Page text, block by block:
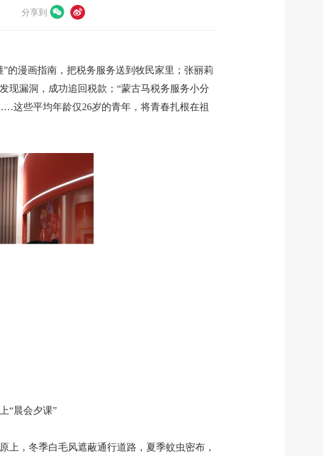
分享到
的漫画指南，把税务服务送到牧民家里；张丽莉
现漏洞，成功追回税款；“蒙古马税务服务小分
这些平均年龄仅26岁的青年，将青春扎根在祖
“晨会夕课”
上，冬季白毛风遮蔽通行道路，夏季蚊虫密布，